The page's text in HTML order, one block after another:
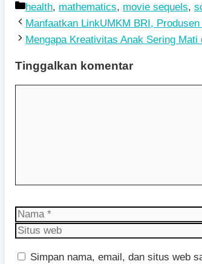
Kategori
health, mathematics, movie sequels,
Manfaatkan LinkUMKM BRI,
Mengapa Kreativitas Anak Sering Mati
Tinggalkan komentar
Nama
Simpan nama, email, dan situs web